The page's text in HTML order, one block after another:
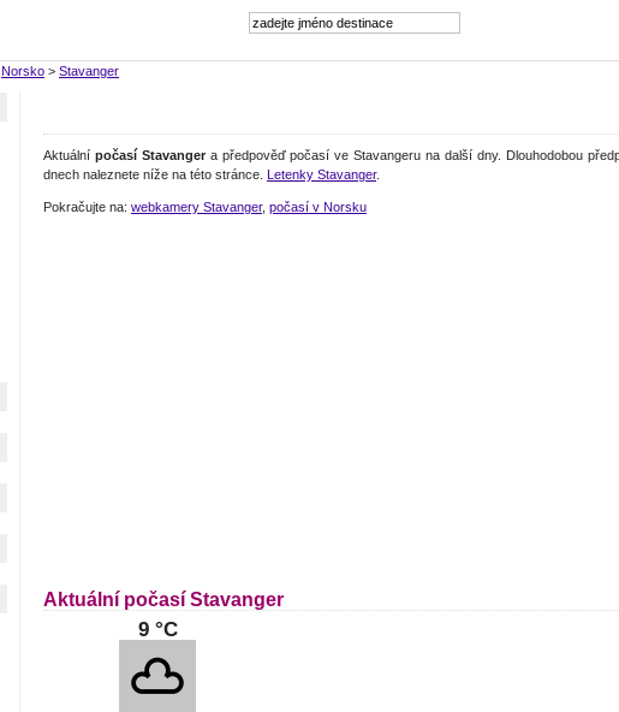
Norsko > Stavanger
Aktuální počasí Stavangera předpověď počasí ve Stavangeru na další dny. Dlouhodobou
dnech naleznete níže na této stránce. Letenky Stavanger.
Pokračujte na: webkamery Stavanger, počasí v Norsku
Aktuální počasí Stavanger
9 °C